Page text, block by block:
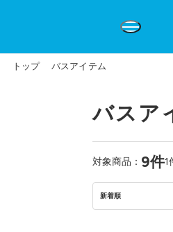
トップ バスアイテム
バスア
対象商品： 9件1
新着順